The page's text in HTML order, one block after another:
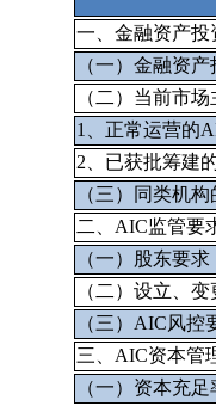
一、金融资产投
（一）金融资产
（二）当前市
1、正常运营的
2、已获批筹建
（三）同类机
二、AIC监管要
（一）股东要求
（二）设立、
（三）AIC风控
三、AIC资本管
（一）资本充